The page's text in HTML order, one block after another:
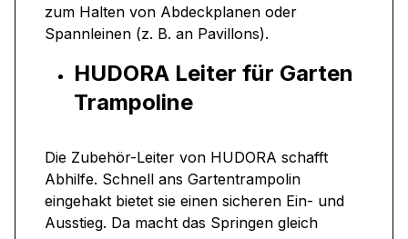
zum Halten von Abdeckplanen oder
Spannleinen (z. B. an Pavillons).
HUDORA Leiter für Garten
Trampoline
Die Zubehör-Leiter von HUDORA schafft
Abhilfe. Schnell ans Gartentrampolin
eingehakt bietet sie einen sicheren Ein- und
Ausstieg. Da macht das Springen gleich